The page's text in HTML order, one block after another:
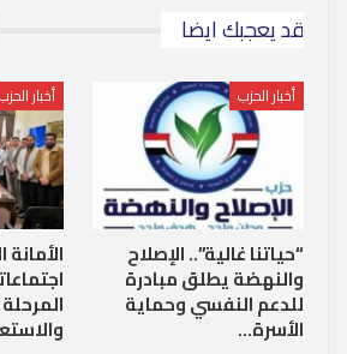
قد يعجبك ايضا
أخبار الحزب
“حياتنا غالية”.. الإصلاح
والنهضة يطلق مبادرة
للدعم النفسي وحماية
الأسرة…
أخبار